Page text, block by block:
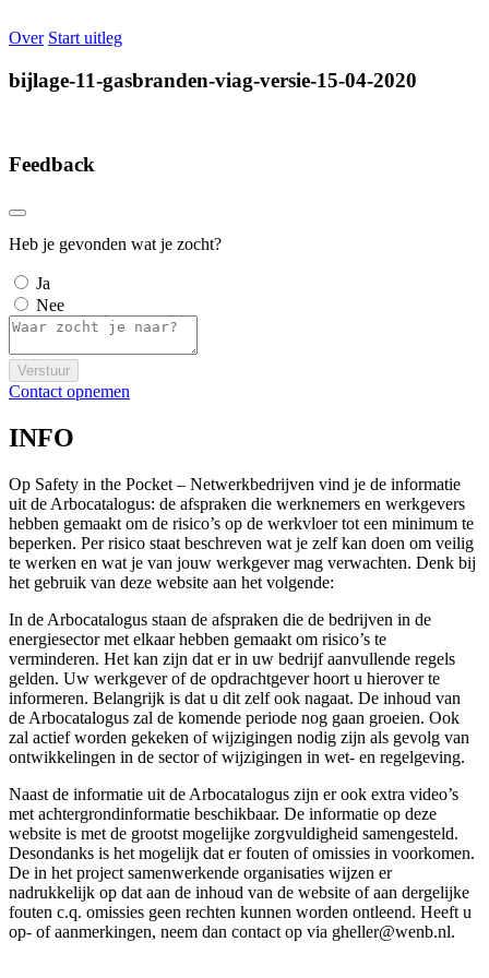
Over Start uitleg
bijlage-11-gasbranden-viag-versie-15-04-2020
Feedback
Heb je gevonden wat je zocht?
Ja
Nee
Verstuur
Contact opnemen
INFO
Op Safety in the Pocket – Netwerkbedrijven vind je de informatie
uit de Arbocatalogus: de afspraken die werknemers en werkgevers
hebben gemaakt om de risico’s op de werkvloer tot een minimum te
beperken. Per risico staat beschreven wat je zelf kan doen om veilig
te werken en wat je van jouw werkgever mag verwachten. Denk bij
het gebruik van deze website aan het volgende:
In de Arbocatalogus staan de afspraken die de bedrijven in de
energiesector met elkaar hebben gemaakt om risico’s te
verminderen. Het kan zijn dat er in uw bedrijf aanvullende regels
gelden. Uw werkgever of de opdrachtgever hoort u hierover te
informeren. Belangrijk is dat u dit zelf ook nagaat. De inhoud van
de Arbocatalogus zal de komende periode nog gaan groeien. Ook
zal actief worden gekeken of wijzigingen nodig zijn als gevolg van
ontwikkelingen in de sector of wijzigingen in wet- en regelgeving.
Naast de informatie uit de Arbocatalogus zijn er ook extra video’s
met achtergrondinformatie beschikbaar. De informatie op deze
website is met de grootst mogelijke zorgvuldigheid samengesteld.
Desondanks is het mogelijk dat er fouten of omissies in voorkomen.
De in het project samenwerkende organisaties wijzen er
nadrukkelijk op dat aan de inhoud van de website of aan dergelijke
fouten c.q. omissies geen rechten kunnen worden ontleend. Heeft u
op- of aanmerkingen, neem dan contact op via gheller@wenb.nl.